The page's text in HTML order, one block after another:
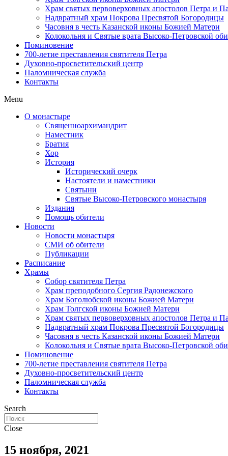
Храм святых первоверховных апостолов Петра и
Надвратный храм Покрова Пресвятой Богородицы
Часовня в честь Казанской иконы Божией Матери
Колокольня и Святые врата Высоко-Петровской
Поминовение
700-летие преставления святителя Петра
Духовно-просветительский центр
Паломническая служба
Контакты
Menu
О монастыре
Священноархимандрит
Наместник
Братия
Хор
История
Исторический очерк
Настоятели и наместники
Святыни
Святые Высоко-Петровского монастыря
Издания
Помощь обители
Новости
Новости монастыря
СМИ об обители
Публикации
Расписание
Храмы
Собор святителя Петра
Храм преподобного Сергия Радонежского
Храм Боголюбской иконы Божией Матери
Храм Толгской иконы Божией Матери
Храм святых первоверховных апостолов Петра и
Надвратный храм Покрова Пресвятой Богородицы
Часовня в честь Казанской иконы Божией Матери
Колокольня и Святые врата Высоко-Петровской
Поминовение
700-летие преставления святителя Петра
Духовно-просветительский центр
Паломническая служба
Контакты
Search
Close
15 ноября, 2021